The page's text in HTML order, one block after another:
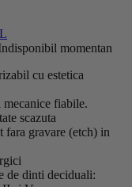
momentan
cu estetica
fiabile.
scazuta
fara gravare (etch) in
de dinti deciduali: